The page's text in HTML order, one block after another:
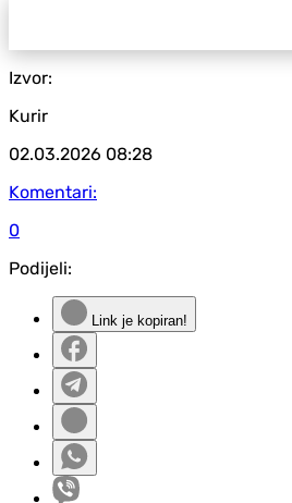
Izvor:
Kurir
02.03.2026 08:28
Komentari:
0
Podijeli:
Link je kopiran!